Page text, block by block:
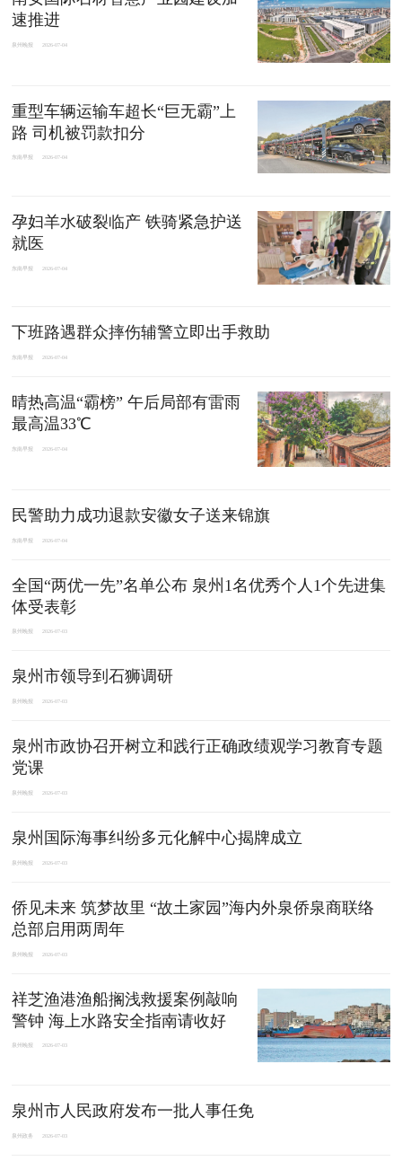
速推进
泉州晚报 2026-07-04
重型车辆运输车超长“巨无霸”上
路 司机被罚款扣分
东南早报 2026-07-04
孕妇羊水破裂临产 铁骑紧急护送
就医
东南早报 2026-07-04
下班路遇群众摔伤辅警立即出手救助
东南早报 2026-07-04
晴热高温“霸榜” 午后局部有雷雨
最高温33℃
东南早报 2026-07-04
民警助力成功退款安徽女子送来锦旗
东南早报 2026-07-04
全国“两优一先”名单公布 泉州1名优秀个人1个先进集
体受表彰
泉州晚报 2026-07-03
泉州市领导到石狮调研
泉州晚报 2026-07-03
泉州市政协召开树立和践行正确政绩观学习教育专题
党课
泉州晚报 2026-07-03
泉州国际海事纠纷多元化解中心揭牌成立
泉州晚报 2026-07-03
侨见未来 筑梦故里 “故土家园”海内外泉侨泉商联络
总部启用两周年
泉州晚报 2026-07-03
祥芝渔港渔船搁浅救援案例敲响
警钟 海上水路安全指南请收好
泉州晚报 2026-07-03
泉州市人民政府发布一批人事任免
泉州政务 2026-07-03